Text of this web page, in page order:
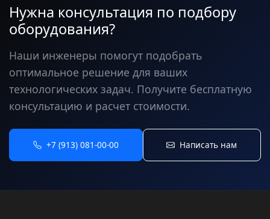
Нужна консультация по подбору
оборудования?
Наши инженеры помогут подобрать
оптимальное решение для ваших
технологических задач. Получите бесплатную
консультацию и расчет стоимости.
+7 (913) 081-00-00 Написать нам